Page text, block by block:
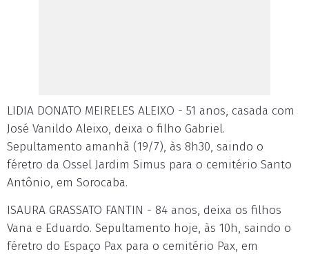
LIDIA DONATO MEIRELES ALEIXO - 51 anos, casada com
José Vanildo Aleixo, deixa o filho Gabriel.
Sepultamento amanhã (19/7), às 8h30, saindo o
féretro da Ossel Jardim Simus para o cemitério Santo
Antônio, em Sorocaba.
ISAURA GRASSATO FANTIN - 84 anos, deixa os filhos
Vana e Eduardo. Sepultamento hoje, às 10h, saindo o
féretro do Espaço Pax para o cemitério Pax, em